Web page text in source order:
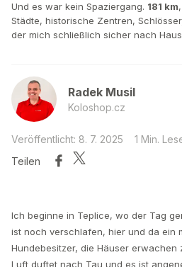
Und es war kein Spaziergang. 181 km
Städte, historische Zentren,
der mich schließlich sicher nach
Radek Musil
Koloshop.cz
Veröffentlicht: 8. 7. 2025
1 Min.
Teilen
Ich beginne in Teplice, wo der Tag
ist noch verschlafen, hier und da ein
Hundebesitzer, die Häuser erwachen
Luft duftet nach Tau und es ist